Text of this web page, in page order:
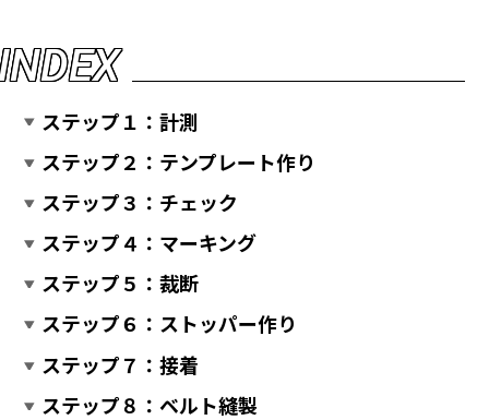
NDEX
ステップ１：計測
ステップ２：テンプレート作り
ステップ３：チェック
ステップ４：マーキング
ステップ５：裁断
ステップ６：ストッパー作り
ステップ７：接着
ステップ８：ベルト縫製